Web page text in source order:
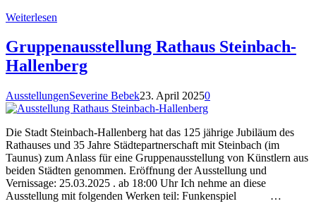
Weiterlesen
Gruppenausstellung Rathaus Steinbach-
Hallenberg
AusstellungenSeverine Bebek23. April 20250
Die Stadt Steinbach-Hallenberg hat das 125 jährige Jubiläum des
Rathauses und 35 Jahre Städtepartnerschaft mit Steinbach (im
Taunus) zum Anlass für eine Gruppenausstellung von Künstlern aus
beiden Städten genommen. Eröffnung der Ausstellung und
Vernissage: 25.03.2025 . ab 18:00 Uhr Ich nehme an diese
Ausstellung mit folgenden Werken teil: Funkenspiel …